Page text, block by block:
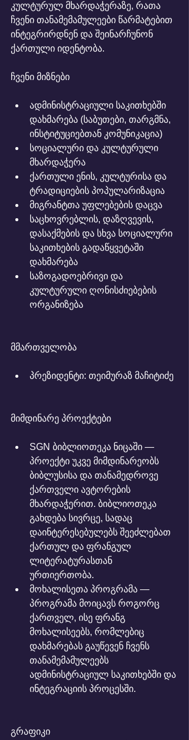
კულტურულ მხარდაჭერაზე, რათა
ჩვენი თანამემამულეები წარმატებით
ინტეგრირდნენ და შეინარჩუნონ
ქართული იდენტობა.
ჩვენი მიზნები
ადმინისტრაციული საკითხებში
დახმარება (საბუთები, თარგმნა,
ინსტიტუციებთან კომუნიკაცია)
სოციალური და კულტურული
მხარდაჭერა
ქართული ენის, კულტურისა და
ტრადიციების პოპულარიზაცია
მიგრანტთა უფლებების დაცვა
საცხოვრებლის, დაზღვევის,
დასაქმების და სხვა სოციალური
საკითხების გადაწყვეტაში
დახმარება
საზოგადოებრივი და
კულტურული ღონისძიებების
ორგანიზება
მმართველობა
პრეზიდენტი: თეიმურაზ მაჩიტიძე
მიმდინარე პროექტები
SGN ბიბლიოთეკა ნიცაში —
პროექტი უკვე მიმდინარეობს
ბიბლუსისა და თანამედროვე
ქართველი ავტორების
მხარდაჭერით. ბიბლიოთეკა
გახდება სივრცე, სადაც
დაინტერესებულებს შეეძლებათ
ქართულ და ფრანგულ
ლიტერატურასთან
ურთიერთობა.
მოხალისეთა პროგრამა —
პროგრამა მოიცავს როგორც
ქართველ, ისე ფრანგ
მოხალისეებს, რომლებიც
დახმარებას გაუწევენ ჩვენს
თანამემამულეებს
ადმინისტრაციულ საკითხებში და
ინტეგრაციის პროცესში.
გრაფიკი